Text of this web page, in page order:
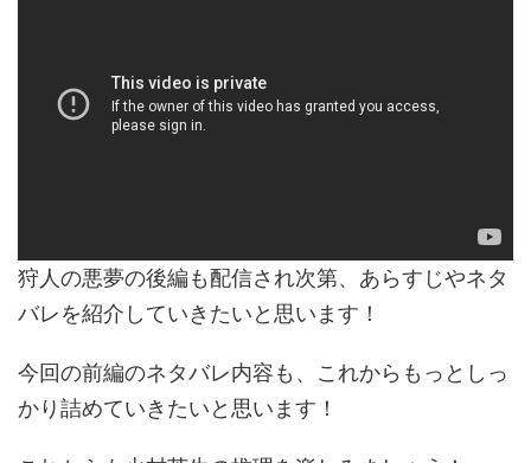
狩人の悪夢の後編も配信され次第、あらすじやネタ
バレを紹介していきたいと思います！
今回の前編のネタバレ内容も、これからもっとしっ
かり詰めていきたいと思います！